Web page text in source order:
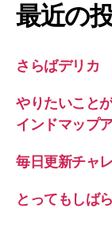
最近の
さらばデリカ
やりたいこと
インドマップ
毎日更新チャ
とってもしば